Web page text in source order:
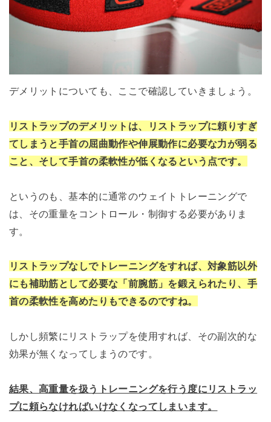
デメリットについても、ここで確認していきましょう。
リストラップのデメリットは、リストラップに頼りすぎ
てしまうと手首の屈曲動作や伸展動作に必要な力が弱る
こと、そして手首の柔軟性が低くなるという点です。
というのも、基本的に通常のウェイトトレーニングで
は、その重量をコントロール・制御する必要がありま
す。
リストラップなしでトレーニングをすれば、対象筋以外
にも補助筋として必要な「前腕筋」を鍛えられたり、手
首の柔軟性を高めたりもできるのですね。
しかし頻繁にリストラップを使用すれば、その副次的な
効果が無くなってしまうのです。
結果、高重量を扱うトレーニングを行う度にリストラッ
プに頼らなければいけなくなってしまいます。